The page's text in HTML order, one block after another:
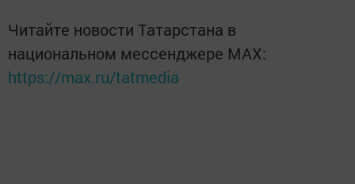
Читайте новости Татарстана в
национальном мессенджере MАХ:
https://max.ru/tatmedia